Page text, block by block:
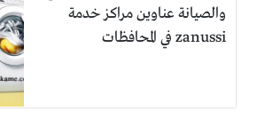
والصيانة عناوين مراكز خدمة
zanussi في المحافظات